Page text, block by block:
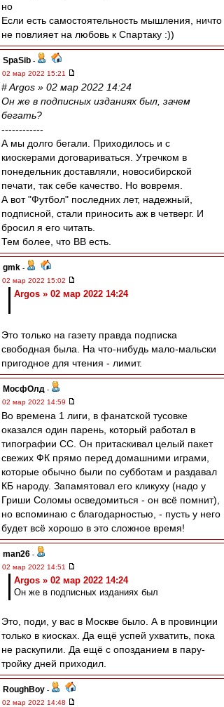
но
Если есть самостоятельность мышления, ничто
не повлияет на любовь к Спартаку :))
SpaSib -
02 мар 2022 15:21
# Argos » 02 мар 2022 14:24
Он же в подписных изданиях был, зачем
бегать?
------------
А мы долго бегали. Приходилось и с
киоскерами договариваться. Утречком в
понедельник доставляли, новосибирской
печати, так себе качество. Но вовремя.
А вот "Футбол" последних лет, надежный,
подписной, стали приносить аж в четверг. И
бросил я его читать.
Тем более, что ВВ есть.
gmk -
02 мар 2022 15:02
Argos » 02 мар 2022 14:24
Это только на газету правда подписка
свободная была. На что-нибудь мало-мальски
пригодное для чтения - лимит.
МосфОлд -
02 мар 2022 14:59
Во времена 1 лиги, в фанатской тусовке
оказался один парень, который работал в
типографии СС. Он притаскивал целый пакет
свежих ФК прямо перед домашними играми,
которые обычно были по субботам и раздавал
КБ народу. Запамятовал его кликуху (надо у
Гриши Соломы осведомиться - он всё помнит),
но вспоминаю с благодарностью, - пусть у него
будет всё хорошо в это сложное время!
man26 -
02 мар 2022 14:51
Argos » 02 мар 2022 14:24
Он же в подписных изданиях был
Это, поди, у вас в Москве было. А в провинции
только в киосках. Да ещё успей ухватить, пока
не раскупили. Да ещё с опозданием в пару-
тройку дней приходил.
RoughBoy -
02 мар 2022 14:48